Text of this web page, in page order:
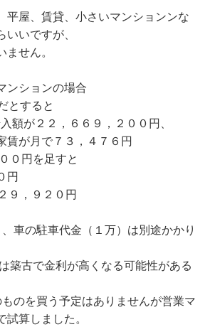
平屋、賃貸、小さいマンションンな
いですが、
せん。
ンションの場合
とすると
額が２２，６６９，２００円、
賃が月で７３，４７６円
０円を足すと
円
９，９２０円
車の駐車代金（１万）は別途かかり
築古で金利が高くなる可能性がある
のを買う予定はありませんが営業マ
算しました。